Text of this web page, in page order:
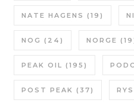
NATE HAGENS (19)
NOG (24) NORGE
PEAK OIL (195)
POST PEAK (37)